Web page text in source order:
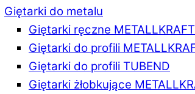
Giętarki do metalu
Giętarki ręczne METALLKRAFT
Giętarki do profili
Giętarki do profili TUBEND
Giętarki żłobkujące